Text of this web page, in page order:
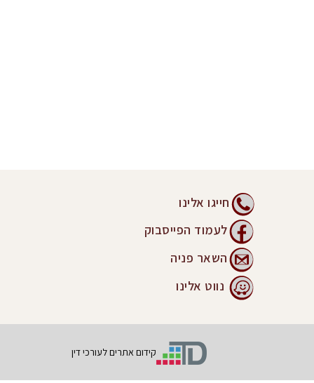
חייגו אלינו
לעמוד הפייסבוק
השאר פניה
נווט אלינו
קידום אתרים לעורכי דין